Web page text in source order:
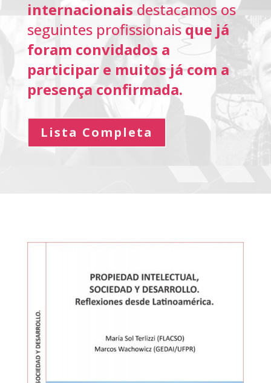
internacionais destacamos os
seguintes profissionaisque já
foram convidados a
participar e muitos já com a
presença confirmada.
Lista Completa